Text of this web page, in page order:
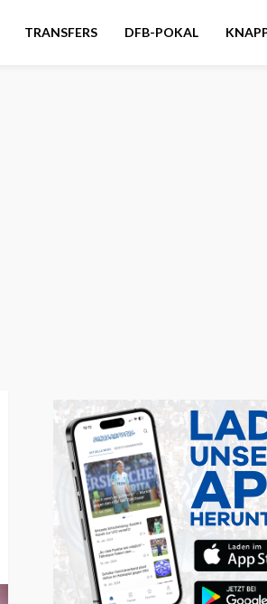
TRANSFERS DFB-POKAL